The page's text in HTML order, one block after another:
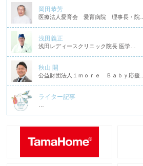
岡田恭芳
医療法人愛育会 愛育病院 理事長・院…
浅田義正
浅田レディースクリニック院長 医学…
秋山 開
公益財団法人１ｍｏｒｅ Ｂａｂｙ応援…
ライター記事